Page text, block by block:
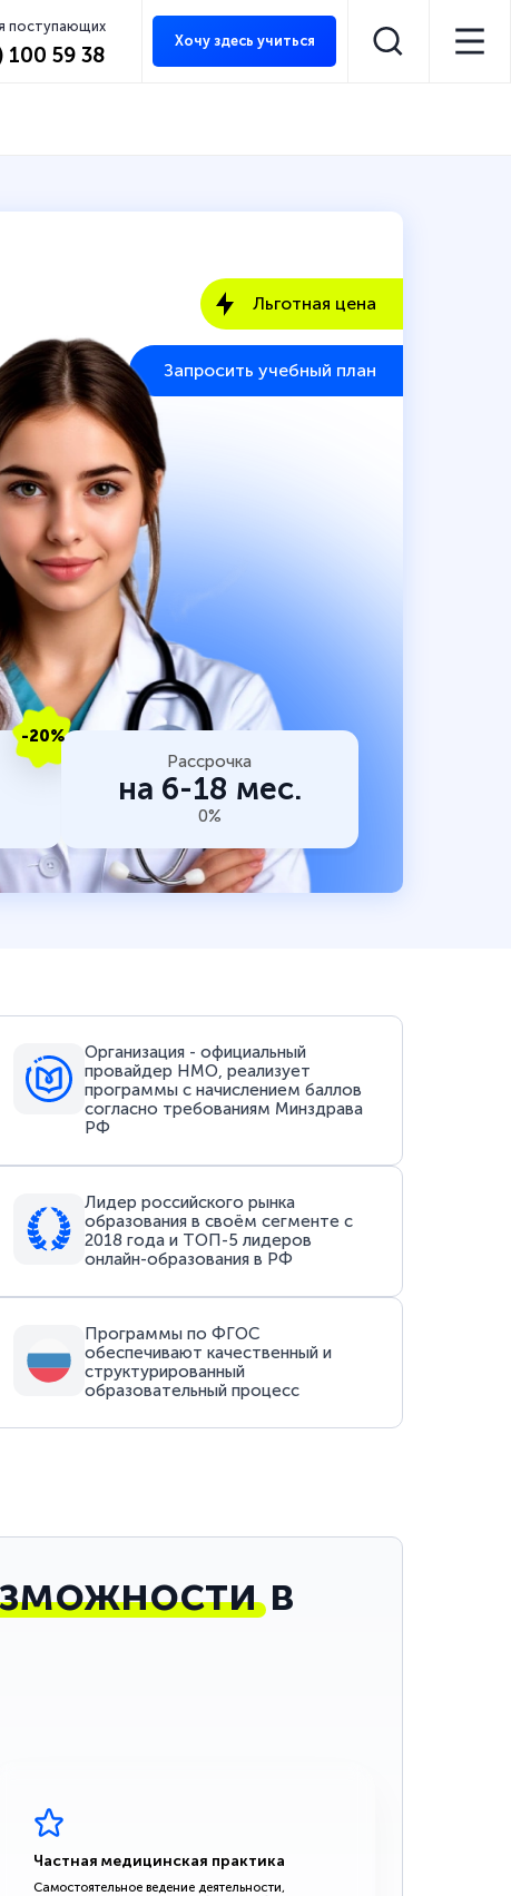
поступающих
100 59 38
Хочу здесь учиться
Льготная цена
Запросить учебный план
-20%
Рассрочка
на 6-18 мес.
0%
Организация - официальный
провайдер НМО, реализует
программы с начислением баллов
согласно требованиям Минздрава
РФ
Лидер российского рынка
образования в своём сегменте с
2018 года и ТОП-5 лидеров
онлайн-образования в РФ
Программы по ФГОС
обеспечивают качественный и
структурированный
образовательный процесс
в
Частная медицинская практика
Самостоятельное ведение деятельности,